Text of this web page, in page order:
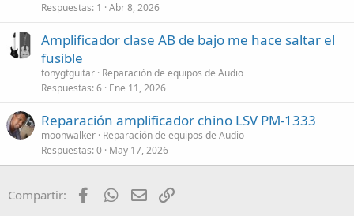
Respuestas 1 Abr 8, 2026
Amplificador clase AB de bajo me hace saltar el
fusible
tonygtguitar Reparación de equipos de Audio
Respuestas 6 Ene 11, 2026
Reparación amplificador chino LSV PM-1333
moonwalker Reparación de equipos de Audio
Respuestas 0 May 17, 2026
Compartir: FacebookWhatsApp
Email